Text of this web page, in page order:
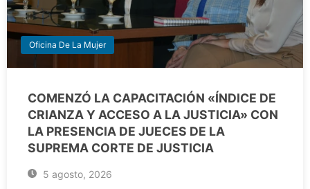
Oficina De La Mujer
COMENZÓ LA CAPACITACIÓN «ÍNDICE DE
CRIANZA Y ACCESO A LA JUSTICIA» CON
LA PRESENCIA DE JUECES DE LA
SUPREMA CORTE DE JUSTICIA
5 agosto, 2026